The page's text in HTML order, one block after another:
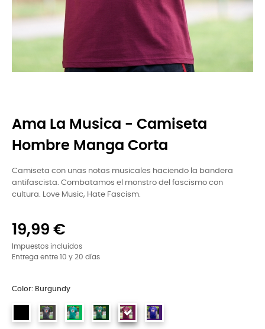
Ama La Musica - Camiseta
Hombre Manga Corta
Camiseta con unas notas musicales haciendo la bandera
antifascista. Combatamos el monstro del fascismo con
cultura. Love Music, Hate Fascism.
19,99 €
Impuestos incluidos
Entrega entre 10 y 20 días
Color: Burgundy